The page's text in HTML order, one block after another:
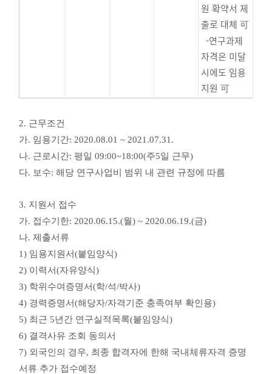
원 확약서 제
출로 대체 可
-연구과제
자격은 미달
시에도 임용
지원 可
2. 근무조건
가. 임용기간: 2020.08.01 ~ 2021.07.31.
나. 근로시간: 평일 09:00~18:00(주5일 근무)
다. 보수: 해당 연구사업비 범위 내 관련 규정에 따름
3. 지원서 접수
가. 접수기한: 2020.06.15.(월) ~ 2020.06.19.(금)
나. 제출서류
1) 임용지원서(붙임양식)
2) 이력서(자유양식)
3) 학위수여증명서(학/석/박사)
4) 경력증명서(해당자/자격기준 충족여부 확인용)
5) 최근 5년간 연구실적목록(붙임양식)
6) 결격사유 조회 동의서
7) 외국인의 경우, 최종 합격자에 한해 국내체류자격 증명
서류 추가 접수예정